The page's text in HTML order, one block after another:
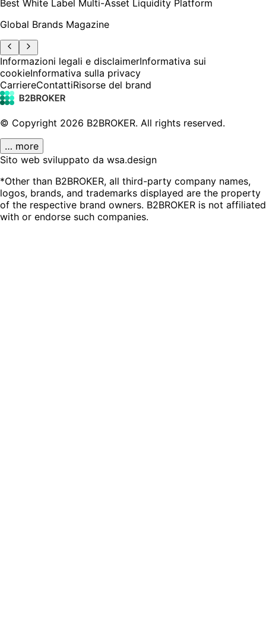
Best White Label Multi-Asset Liquidity Platform
Global Brands Magazine
Informazioni legali e disclaimerInformativa sui
cookieInformativa sulla privacy
CarriereContattiRisorse del brand
© Copyright 2026 B2BROKER. All rights reserved.
… more
Sito web sviluppato da wsa.design
*Other than B2BROKER, all third-party company names,
logos, brands, and trademarks displayed are the property
of the respective brand owners. B2BROKER is not affiliated
with or endorse such companies.